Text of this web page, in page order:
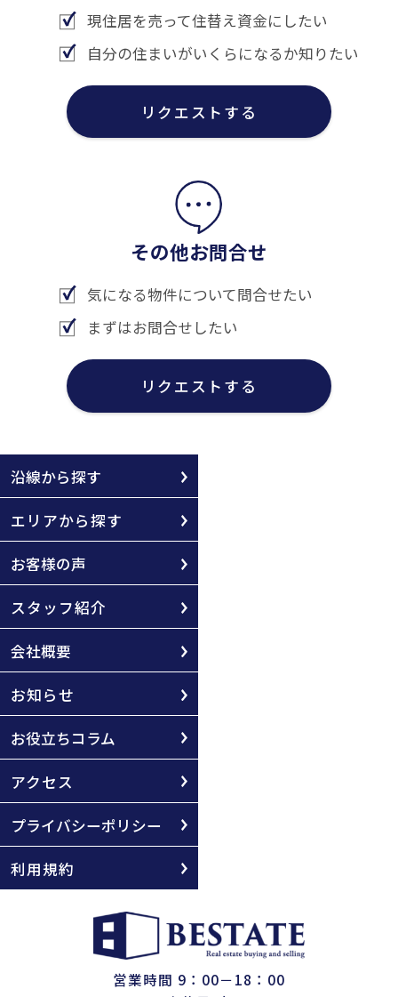
現住居を売って住替え資金にしたい
自分の住まいがいくらになるか知りたい
リクエストする
その他お問合せ
気になる物件について問合せたい
まずはお問合せしたい
リクエストする
沿線から探す
エリアから探す
お客様の声
スタッフ紹介
会社概要
お知らせ
お役立ちコラム
アクセス
プライバシーポリシー
利用規約
営業時間 9：00－18：00